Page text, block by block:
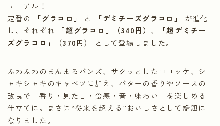
ューアル！
定番の
「グラコロ」 と 「デミチーズグラコロ」
が進化
し、それぞれ
「超グラコロ」（340円） 、
「超デミチー
ズグラコロ」（370円）
として登場しました。
ふわふわのまんまるバンズ、サクッとしたコロッケ、シ
ャキシャキのキャベツに加え、バターの香りやソースの
改良で「香り・見た目・食感・音・味わい」を楽しめる
仕立てに。まさに“従来を超える”おいしさとして話題に
なりました。